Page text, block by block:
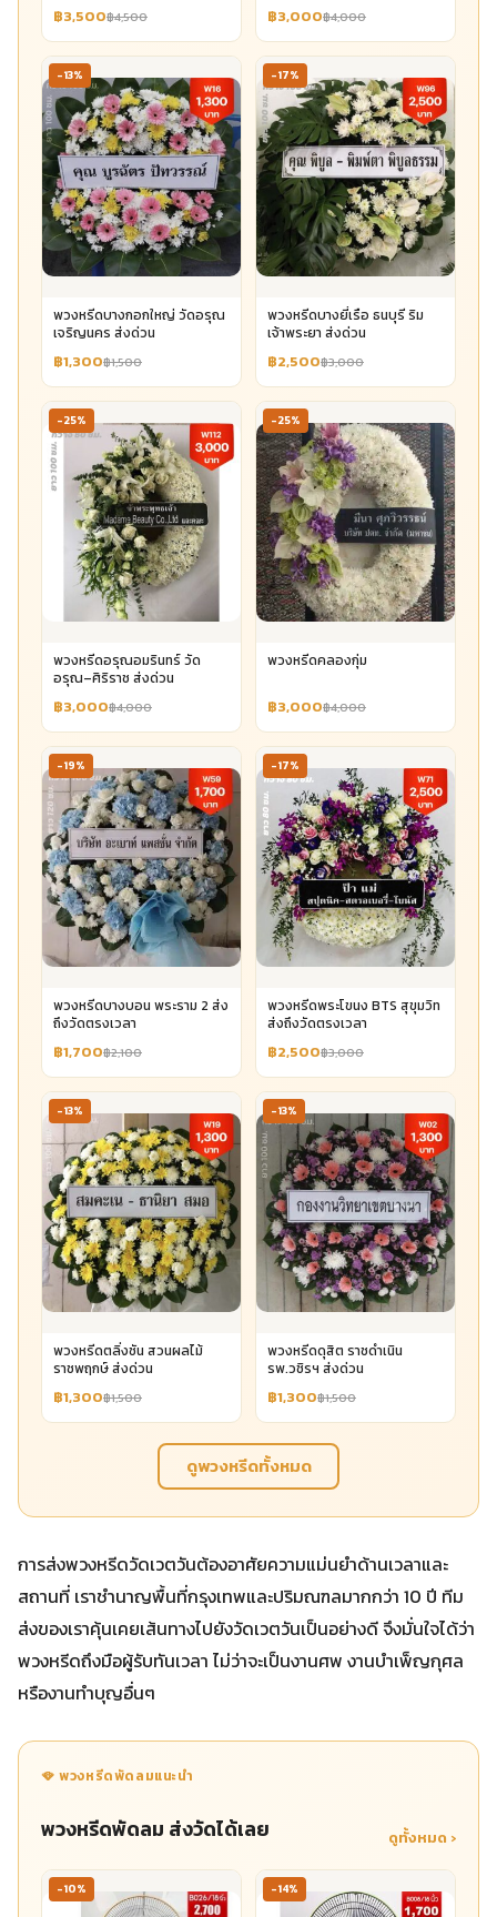
฿3,500฿4,500 ฿3,000฿4,000
-13%
พวงหรีดบางกอกใหญ่ วัดอรุณ
เจริญนคร ส่งด่วน
฿1,300฿1,500
-17%
พวงหรีดบางยี่เรือ ธนบุรี ริม
เจ้าพระยา ส่งด่วน
฿2,500฿3,000
-25%
พวงหรีดอรุณอมรินทร์ วัด
อรุณ–ศิริราช ส่งด่วน
฿3,000฿4,000
-25%
พวงหรีดคลองกุ่ม
฿3,000฿4,000
-19%
พวงหรีดบางบอน พระราม 2 ส่ง
ถึงวัดตรงเวลา
฿1,700฿2,100
-17%
พวงหรีดพระโขนง BTS สุขุมวิท
ส่งถึงวัดตรงเวลา
฿2,500฿3,000
-13%
พวงหรีดตลิ่งชัน สวนผลไม้
ราชพฤกษ์ ส่งด่วน
฿1,300฿1,500
-13%
พวงหรีดดุสิต ราชดำเนิน
รพ.วชิรฯ ส่งด่วน
฿1,300฿1,500
ดูพวงหรีดทั้งหมด
การส่งพวงหรีดวัดเวตวันต้องอาศัยความแม่นยำด้านเวลาและ
สถานที่ เราชำนาญพื้นที่กรุงเทพและปริมณฑลมากกว่า 10 ปี ทีม
ส่งของเราคุ้นเคยเส้นทางไปยังวัดเวตวันเป็นอย่างดี จึงมั่นใจได้ว่า
พวงหรีดถึงมือผู้รับทันเวลา ไม่ว่าจะเป็นงานศพ งานบำเพ็ญกุศล
หรืองานทำบุญอื่นๆ
🪭 พวงหรีดพัดลมแนะนำ
พวงหรีดพัดลม ส่งวัดได้เลย ดูทั้งหมด ›
-10% -14%